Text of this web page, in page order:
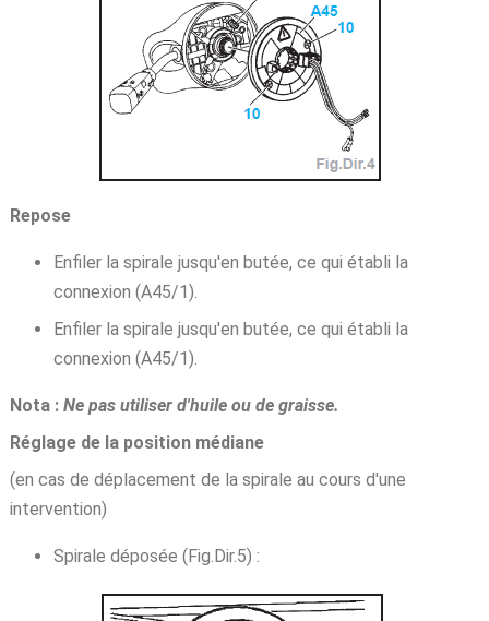
Repose
Enfiler la spirale jusqu'en butée, ce qui établi la
connexion (A45/1).
Enfiler la spirale jusqu'en butée, ce qui établi la
connexion (A45/1).
Nota : Ne pas utiliser d'huile ou de graisse.
Réglage de la position médiane
(en cas de déplacement de la spirale au cours d'une
intervention)
Spirale déposée (Fig.Dir.5) :